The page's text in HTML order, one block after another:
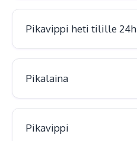
Pikavippi heti tilille 24h
Pikalaina
Pikavippi